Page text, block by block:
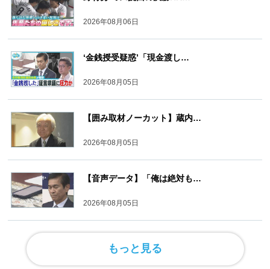
2026年08月06日
‘金銭授受疑惑’「現金渡し…
2026年08月05日
【囲み取材ノーカット】蔵内…
2026年08月05日
【音声データ】「俺は絶対も…
2026年08月05日
もっと見る